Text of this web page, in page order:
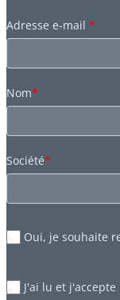
Adresse e-mail *
Nom*
Société*
Oui, je souhaite
J'ai lu et